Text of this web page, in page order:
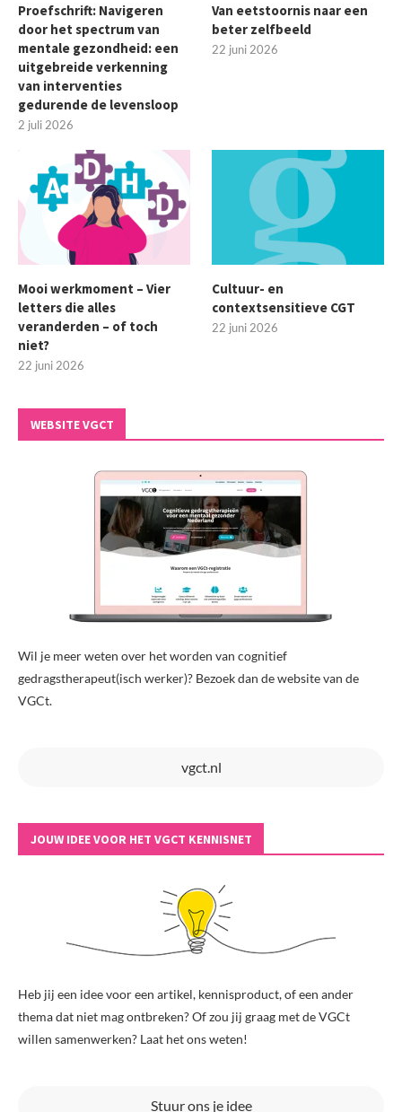
Proefschrift: Navigeren
door het spectrum van
mentale gezondheid: een
uitgebreide verkenning
van interventies
gedurende de levensloop
2 juli 2026
Van eetstoornis naar een
beter zelfbeeld
22 juni 2026
Mooi werkmoment – Vier
letters die alles
veranderden – of toch
niet?
22 juni 2026
Cultuur- en
contextsensitieve CGT
22 juni 2026
WEBSITE VGCT
Wil je meer weten over het worden van cognitief
gedragstherapeut(isch werker)? Bezoek dan de website van de
VGCt.
vgct.nl
JOUW IDEE VOOR HET VGCT KENNISNET
Heb jij een idee voor een artikel, kennisproduct, of een ander
thema dat niet mag ontbreken? Of zou jij graag met de VGCt
willen samenwerken? Laat het ons weten!
Stuur ons je idee